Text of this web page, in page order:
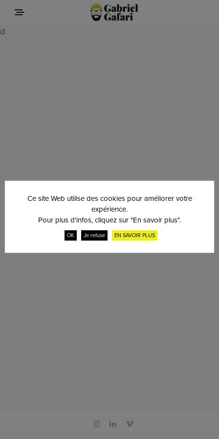
d
Ce site Web utilise des cookies pour améliorer votre
expérience.
Pour plus d'infos, cliquez sur "En savoir plus".
OK Je refuse EN SAVOIR PLUS